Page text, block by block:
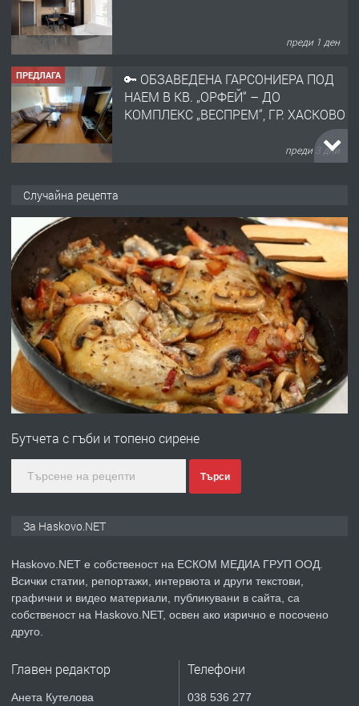
преди 1 ден
ПРЕДЛАГА
🔑 ОБЗАВЕДЕНА ГАРСОНИЕРА ПОД
НАЕМ В КВ. „ОРФЕЙ“ – ДО
КОМПЛЕКС „ВЕСПРЕМ“, ГР. ХАСКОВО
преди 3 дни
АПАРТАМЕНТ В ЦЕНТЪРА НА ГР.
ХАСКОВО
преди 3 дни
ПРЕДЛАГА Давам гараж под наем
преди 4 дни
ПРЕДЛАГА
№4120 Магазин/Офис под наем в кв.
градската градина!
преди 4 дни
ПРЕДЛАГА
Продавам парцел в гр. Хасково кв.
Случайна рецепта
Бутчета с гъби и топено сирене
Търси
За Haskovo.NET
Haskovo.NET е собственост на ЕСКОМ МЕДИА ГРУП ООД.
Всички статии, репортажи, интервюта и други текстови,
графични и видео материали, публикувани в сайта, са
собственост на Haskovo.NET, освен ако изрично е посочено
друго.
Главен редактор
Анета Кутелова
Телефони
038 536 277